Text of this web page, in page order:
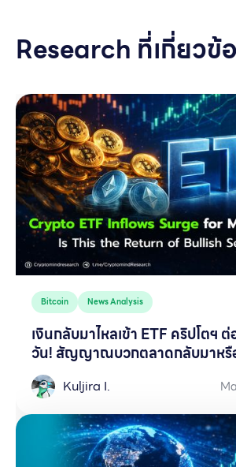
Research ที่เกี่ยวข้
Bitcoin News Analysis
เงินกลับมาไหลเข้า ETF คริปโตฯ
วัน! สัญญาณบวกตลาดกลับมาหรื
Kuljira I.